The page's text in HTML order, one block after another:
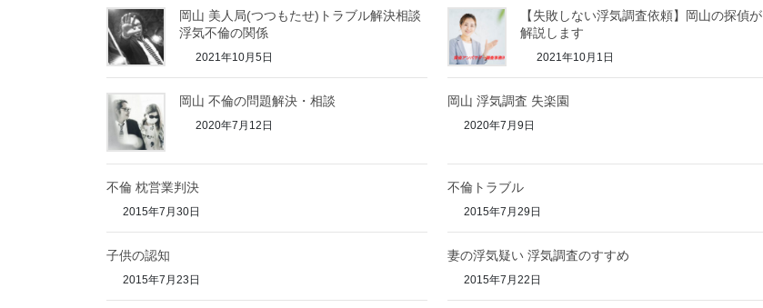
岡山 美人局(つつもたせ)トラブル解決相談
浮気不倫の関係
2021年10月5日
【失敗しない浮気調査依頼】岡山の探偵が
解説します
2021年10月1日
岡山 不倫の問題解決・相談
2020年7月12日
岡山 浮気調査 失楽園
2020年7月9日
不倫 枕営業判決
2015年7月30日
不倫トラブル
2015年7月29日
子供の認知
2015年7月23日
妻の浮気疑い 浮気調査のすすめ
2015年7月22日